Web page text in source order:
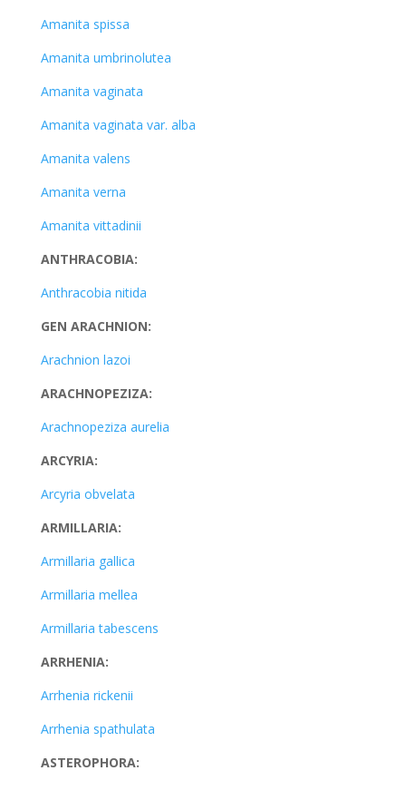
Amanita spissa
Amanita umbrinolutea
Amanita vaginata
Amanita vaginata var. alba
Amanita valens
Amanita verna
Amanita vittadinii
ANTHRACOBIA:
Anthracobia nitida
GEN ARACHNION:
Arachnion lazoi
ARACHNOPEZIZA:
Arachnopeziza aurelia
ARCYRIA:
Arcyria obvelata
ARMILLARIA:
Armillaria gallica
Armillaria mellea
Armillaria tabescens
ARRHENIA:
Arrhenia rickenii
Arrhenia spathulata
ASTEROPHORA: